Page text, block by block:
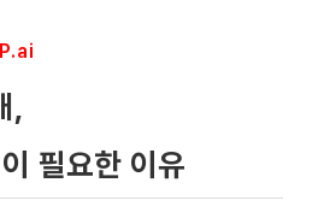
,
필요한 이유